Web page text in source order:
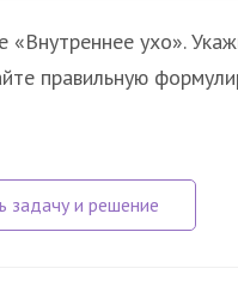
ухо».
правильную